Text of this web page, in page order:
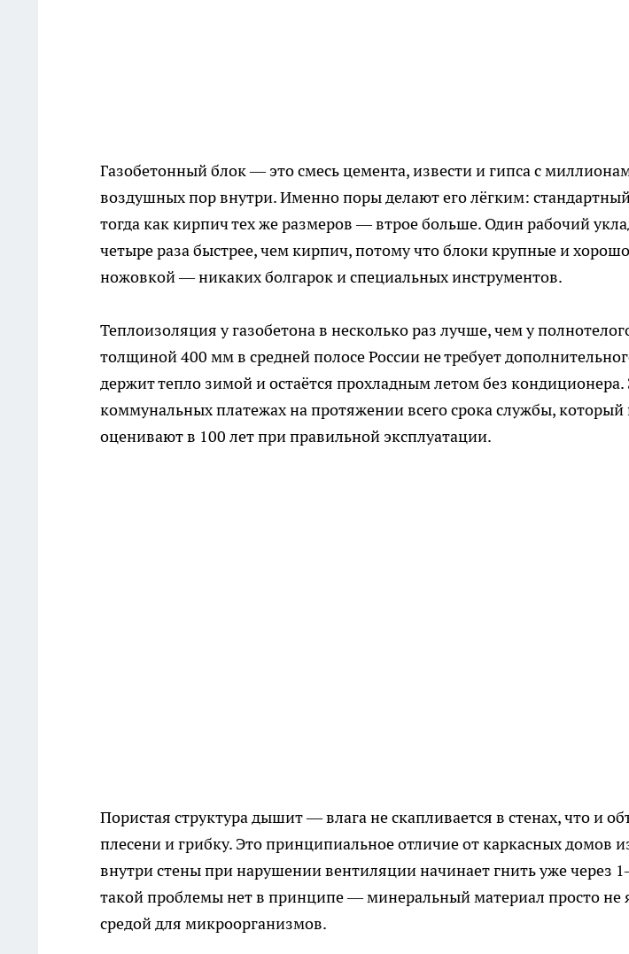
Газобетонный блок — это смесь цемента, извести и гипса с
воздушных пор внутри. Именно поры делают его лёгким: стандартный
тогда как кирпич тех же размеров — втрое больше. Один рабочий
четыре раза быстрее, чем кирпич, потому что блоки крупные и
ножовкой — никаких болгарок и специальных инструментов.
Теплоизоляция у газобетона в несколько раз лучше, чем у
толщиной 400 мм в средней полосе России не требует
держит тепло зимой и остаётся прохладным летом без
коммунальных платежах на протяжении всего срока службы,
оценивают в 100 лет при правильной эксплуатации.
Пористая структура дышит — влага не скапливается в стенах, что и
плесени и грибку. Это принципиальное отличие от каркасных домов
внутри стены при нарушении вентиляции начинает гнить уже через
такой проблемы нет в принципе — минеральный материал просто не
средой для микроорганизмов.